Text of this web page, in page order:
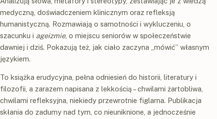
medyczną, doświadczeniem klinicznym oraz refleksją
humanistyczną. Rozmawiają o samotności i wykluczeniu, o
szacunku i ageizmie, o miejscu seniorów w społeczeństwie
dawniej i dziś. Pokazują też, jak ciało zaczyna „mówić” własnym
językiem.
To książka erudycyjna, pełna odniesień do historii, literatury i
filozofii, a zarazem napisana z lekkością – chwilami żartobliwa,
chwilami refleksyjna, niekiedy przewrotnie figlarna. Publikacja
skłania do zadumy nad tym, co nieuniknione, a jednocześnie